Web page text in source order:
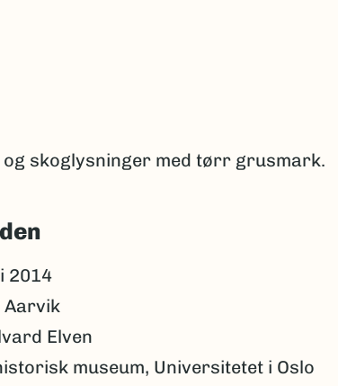
skoglysninger med tørr grusmark.
2014
Aarvik
Elven
museum, Universitetet i Oslo